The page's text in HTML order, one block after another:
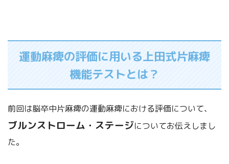
運動麻痺の評価に用いる上田式片麻痺
機能テストとは？
前回は脳卒中片麻痺の運動麻痺における評価について、
ブルンストローム・ステージについてお伝えしまし
た。